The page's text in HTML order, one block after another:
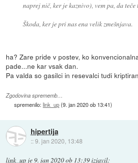
naprej nič, ker je kaznivo), vem pa, da
Škoda, ker je pri nas ena velik zmešnjava.
ha? Zare pride v postev, ko
pade...ne kar vsak dan.
Pa valda so gasilci in resevalci tudi
Zgodovina sprememb…
spremenilo:link_up(9. jan 2020 ob 13:41)
hipertija
::9. jan 2020, 13:48
link_up je9. jan 2020 ob 13:39izjavil: